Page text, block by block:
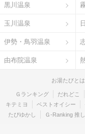
黒川温泉
玉川温泉
伊勢・鳥羽温泉
由布院温泉
お湯たびとは
Ｇランキング だれどこ
キテミヨ
ベストオイシー
たびゆかし
Ｇ-Ranking 推